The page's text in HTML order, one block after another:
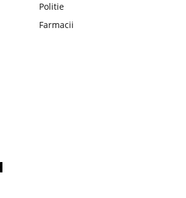
Politie
Farmacii